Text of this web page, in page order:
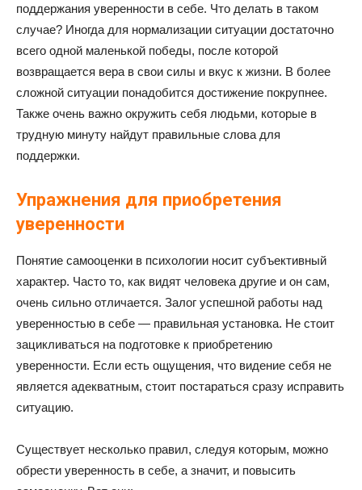
поддержания уверенности в себе. Что делать в таком
случае? Иногда для нормализации ситуации достаточно
всего одной маленькой победы, после которой
возвращается вера в свои силы и вкус к жизни. В более
сложной ситуации понадобится достижение покрупнее.
Также очень важно окружить себя людьми, которые в
трудную минуту найдут правильные слова для
поддержки.
Упражнения для приобретения
уверенности
Понятие самооценки в психологии носит субъективный
характер. Часто то, как видят человека другие и он сам,
очень сильно отличается. Залог успешной работы над
уверенностью в себе — правильная установка. Не стоит
зацикливаться на подготовке к приобретению
уверенности. Если есть ощущения, что видение себя не
является адекватным, стоит постараться сразу исправить
ситуацию.
Существует несколько правил, следуя которым, можно
обрести уверенность в себе, а значит, и повысить